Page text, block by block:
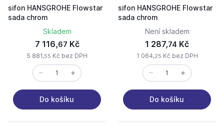
sifon HANSGROHE Flowstar
sada chrom
Skladem
7 116,67 Kč
5 881,55 Kč bez DPH
Do košíku
sifon HANSGROHE Flowstar
sada chrom
Není skladem
1 287,74 Kč
1 064,25 Kč bez DPH
Do košíku